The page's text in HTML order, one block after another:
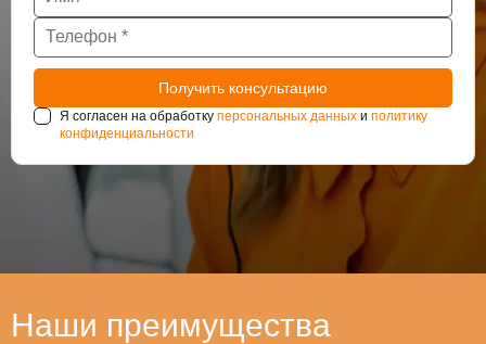
Я согласен на обработку персональных данных и политику
конфиденциальности
Наши преимущества